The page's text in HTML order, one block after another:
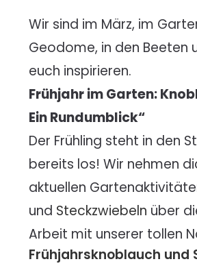
Wir sind im März, im
Geodome, in den Beeten
euch inspirieren.
Frühjahr im Garten:
Ein Rundumblick“
Der Frühling steht in den
bereits los! Wir nehmen
aktuellen
und Steckzwiebeln über
Arbeit mit unserer tollen
Frühjahrsknoblauch und